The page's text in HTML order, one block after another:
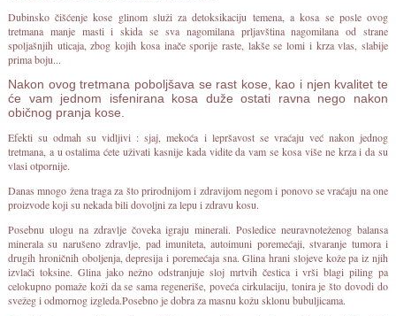
Dubinsko čišćenje kose glinom služi za detoksikaciju temena, a kosa se posle ovog
tretmana manje masti i skida se sva nagomilana prljavština nagomilana od strane
spoljašnjih uticaja, zbog kojih kosa inače sporije raste, lakše se lomi i krza vlas, slabije
prima boju...
Nakon ovog tretmana poboljšava se rast kose, kao i njen kvalitet te
će vam jednom isfenirana kosa duže ostati ravna nego nakon
običnog pranja kose.
Efekti su odmah su vidljivi : sjaj, mekoća i lepršavost se vraćaju već nakon jednog
tretmana, a u ostalima ćete uživati kasnije kada vidite da vam se kosa više ne krza i da su
vlasi otpornije.
Danas mnogo žena traga za što prirodnijom i zdravijom negom i ponovo se vraćaju na one
proizvode koji su nekada bili dovoljni za lepu i zdravu kosu.
Posebnu ulogu na zdravlje čoveka igraju minerali. Posledice neuravnoteženog balansa
minerala su narušeno zdravlje, pad imuniteta, autoimuni poremećaji, stvaranje tumora i
drugih hroničnih oboljenja, depresija i poremećaja sna. Glina hrani slojeve kože pa iz njih
izvlači toksine. Glina jako nežno odstranjuje sloj mrtvih čestica i vrši blagi piling pa
celokupno pomaže koži da se sama regeneriše, poveća cirkulaciju, tonira je što dovodi do
svežeg i odmornog izgleda.Posebno je dobra za masnu kožu sklonu bubuljicama.